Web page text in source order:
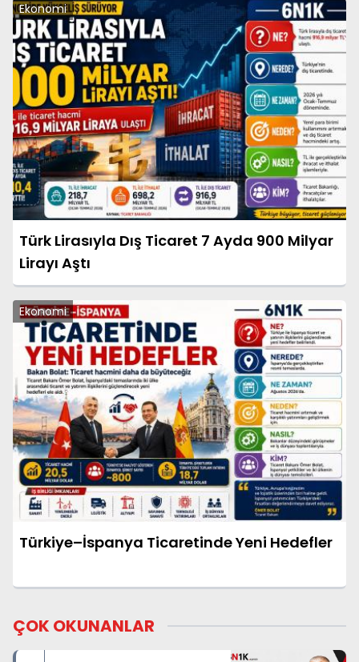
Ekonomi
Türk Lirasıyla Dış Ticaret 7 Ayda 900 Milyar
Lirayı Aştı
Ekonomi
Türkiye–İspanya Ticaretinde Yeni Hedefler
ÇOK OKUNANLAR